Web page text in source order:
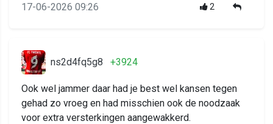
17-06-2026 09:26 2
ns2d4fq5g8 +3924
Ook wel jammer daar had je best wel kansen tegen
gehad zo vroeg en had misschien ook de noodzaak
voor extra versterkingen aangewakkerd.